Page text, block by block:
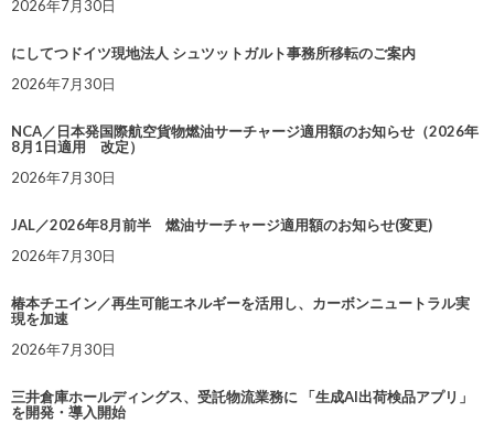
2026年7月30日
にしてつドイツ現地法人 シュツットガルト事務所移転のご案内
2026年7月30日
NCA／日本発国際航空貨物燃油サーチャージ適用額のお知らせ（2026年
8月1日適用 改定）
2026年7月30日
JAL／2026年8月前半 燃油サーチャージ適用額のお知らせ(変更)
2026年7月30日
椿本チエイン／再生可能エネルギーを活用し、カーボンニュートラル実
現を加速
2026年7月30日
三井倉庫ホールディングス、受託物流業務に 「生成AI出荷検品アプリ」
を開発・導入開始